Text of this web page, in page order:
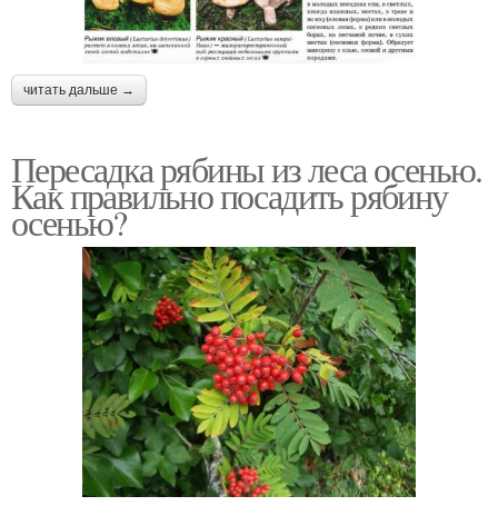
читать дальше →
Пересадка рябины из леса осенью.
Как правильно посадить рябину
осенью?